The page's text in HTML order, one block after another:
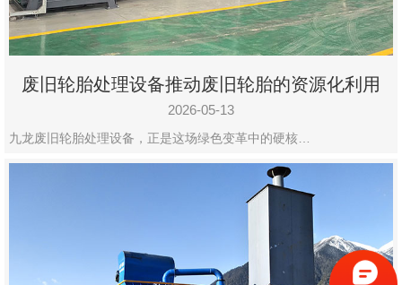
废旧轮胎处理设备推动废旧轮胎的资源化利用
2026-05-13
九龙废旧轮胎处理设备，正是这场绿色变革中的硬核…